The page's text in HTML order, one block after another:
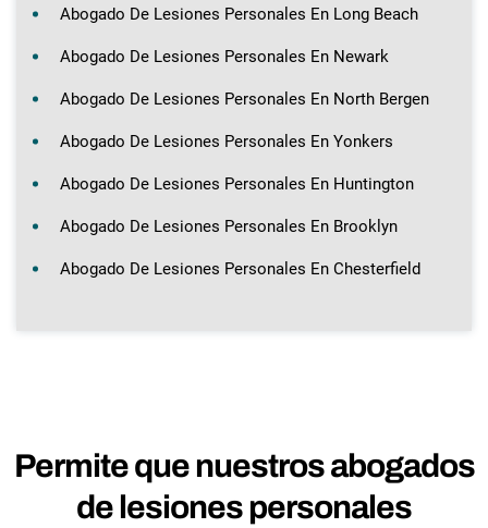
Abogado De Lesiones Personales En Long Beach
Abogado De Lesiones Personales En Newark
Abogado De Lesiones Personales En North Bergen
Abogado De Lesiones Personales En Yonkers
Abogado De Lesiones Personales En Huntington
Abogado De Lesiones Personales En Brooklyn
Abogado De Lesiones Personales En Chesterfield
Permite que nuestros abogados
de lesiones personales